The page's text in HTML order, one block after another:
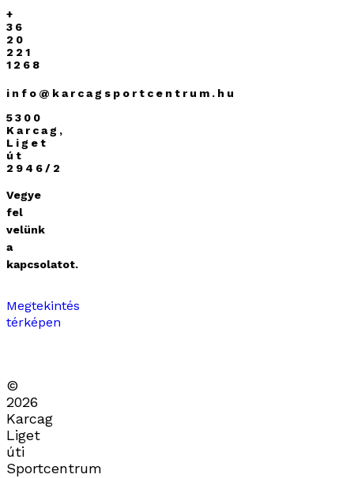
+
36
20
221
1268
info@karcagsportcentrum.hu
5300
Karcag,
Liget
út
2946/2
Vegye
fel
velünk
a
kapcsolatot.
Megtekintés
térképen
©
2026
Karcag
Liget
úti
Sportcentrum